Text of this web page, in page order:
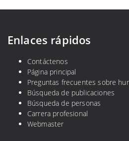
Enlaces rápidos
Contáctenos
Página principal
Preguntas frecuentes sobre
Búsqueda de publicaciones
Búsqueda de personas
Carrera profesional
Webmaster